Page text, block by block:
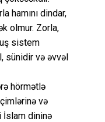
hamını dindar,
olmur. Zorla,
sistem
sünidir və əvvəl
hörmətlə
və
İslam dininə